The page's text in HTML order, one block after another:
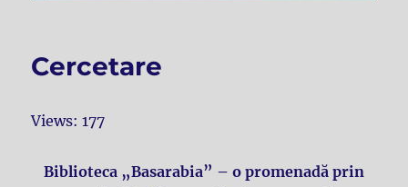
Cercetare
Views: 177
Biblioteca „Basarabia” – o promenadă prin